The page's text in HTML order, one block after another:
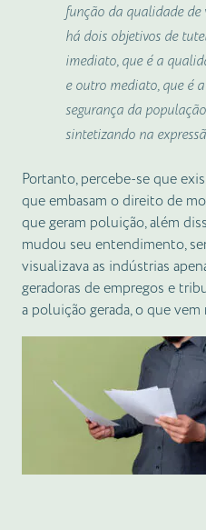
função da qualidade de
há dois objetivos de
imediato, que é a
e outro mediato, que é
segurança da
sintetizando na
Portanto, percebe-se que
que embasam o direito de
que geram poluição, além
mudou seu entendimento,
visualizava as indústrias
geradoras de empregos e
a poluição gerada, o que vem